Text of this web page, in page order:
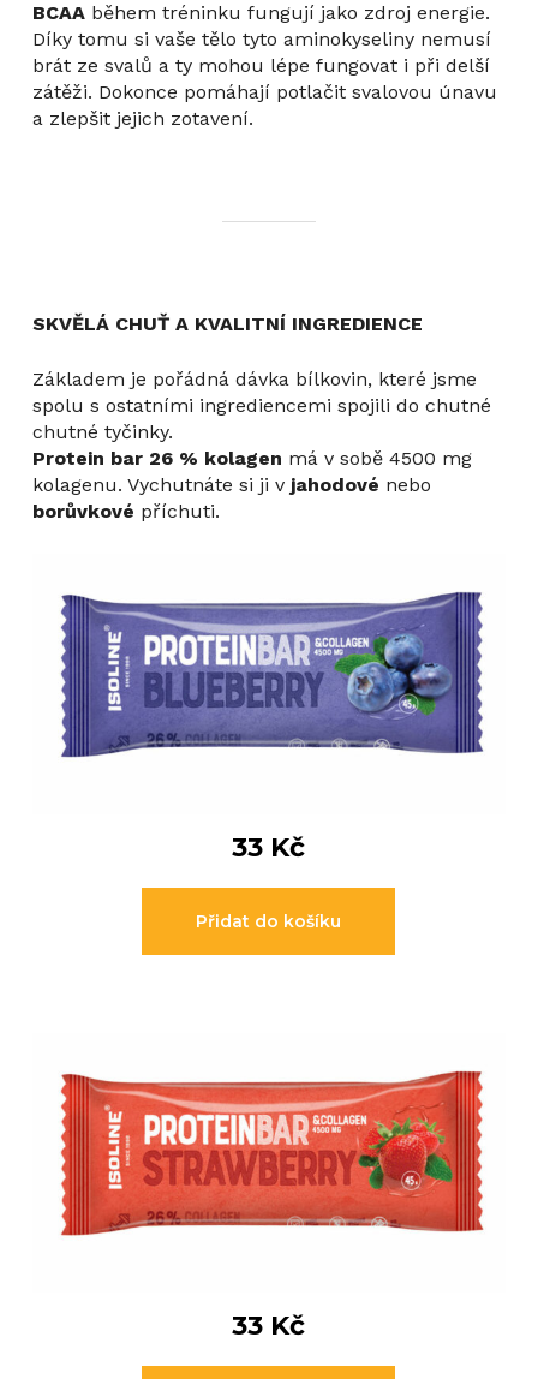
BCAA během tréninku fungují jako zdroj energie.
Díky tomu si vaše tělo tyto aminokyseliny nemusí
brát ze svalů a ty mohou lépe fungovat i při delší
zátěži. Dokonce pomáhají potlačit svalovou únavu
a zlepšit jejich zotavení.
SKVĚLÁ CHUŤ A KVALITNÍ INGREDIENCE
Základem je pořádná dávka bílkovin, které jsme
spolu s ostatními ingrediencemi spojili do chutné
chutné tyčinky.
Protein bar 26 % kolagen má v sobě 4500 mg
kolagenu. Vychutnáte si ji v jahodové nebo
borůvkové příchuti.
33 Kč
Přidat do košíku
33 Kč